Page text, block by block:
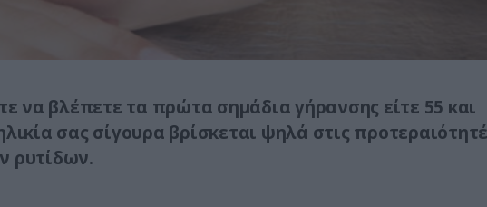
να βλέπετε τα πρώτα σημάδια γήρανσης είτε 55 και
σας σίγουρα βρίσκεται ψηλά στις
ρυτίδων.